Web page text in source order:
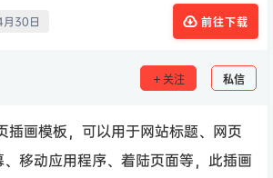
30日 前往下载
关注 私信
插画模板，可以用于网站标题、网页
移动应用程序、着陆页面等，此插画